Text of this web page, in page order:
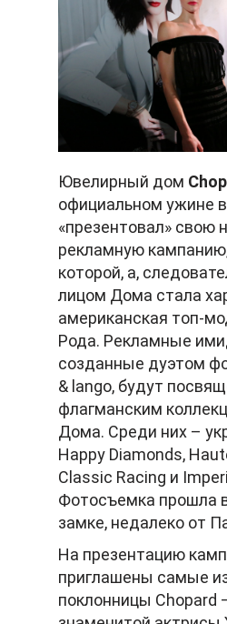
Ювелирный дом
официальном ужине
«презентовал» свою
рекламную
которой, а,
лицом Дома стала
американская топ-
Рода. Рекламные
созданные дуэтом
& lango, будут
флагманским
Дома. Среди них –
Happy Diamonds,
Classic Racing и
Фотосъемка прошла
замке, недалеко от
На презентацию
приглашены самые
поклонницы Chopard